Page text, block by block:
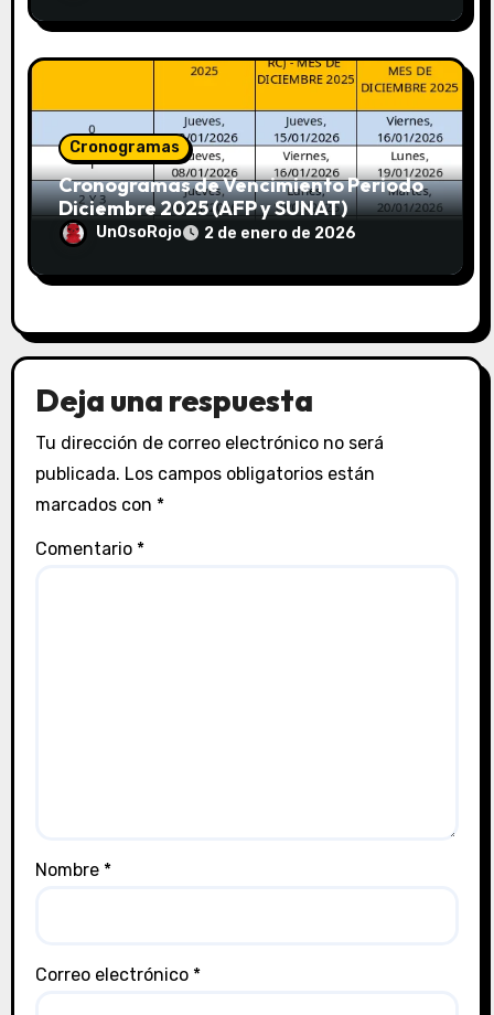
Cronogramas
Cronogramas de Vencimiento Periodo
Diciembre 2025 (AFP y SUNAT)
UnOsoRojo 2 de enero de 2026
Deja una respuesta
Tu dirección de correo electrónico no será
publicada. Los campos obligatorios están
marcados con *
Comentario *
Nombre *
Correo electrónico *